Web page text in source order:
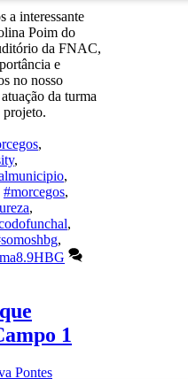
a interessante
Poim do
da FNAC,
e
no nosso
da turma
projeto.
,
,
,
#morcegos,
,
,
,
1
Pontes